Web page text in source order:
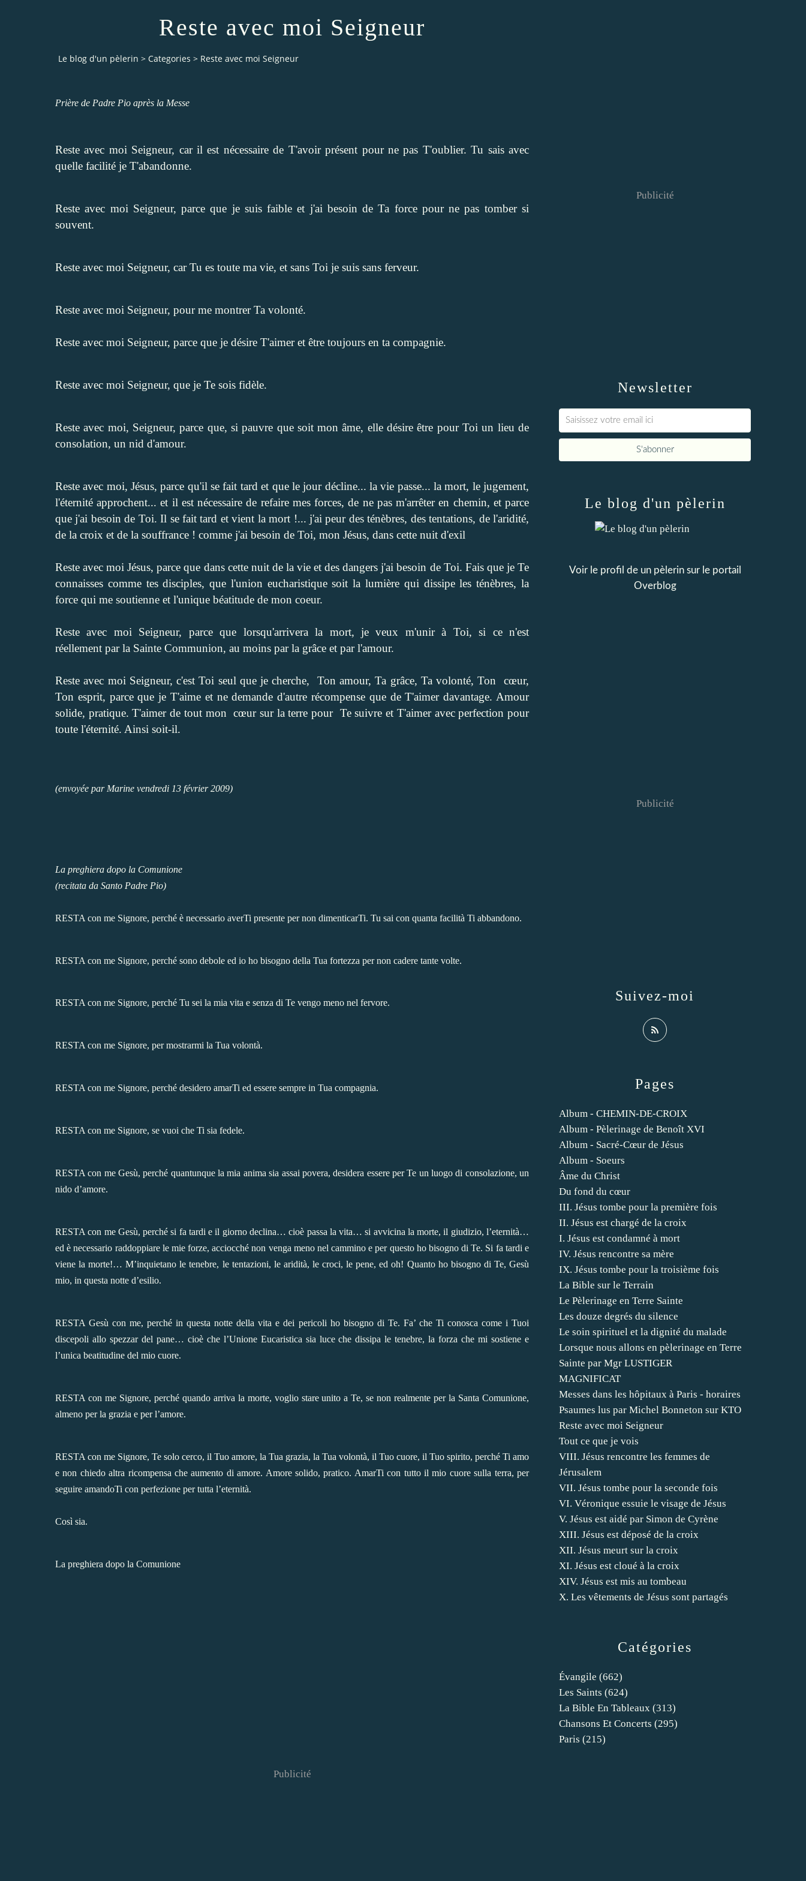
Reste avec moi Seigneur
Le blog d'un pèlerin > Categories > Reste avec moi Seigneur
Prière de Padre Pio après la Messe
Reste avec moi Seigneur, car il est nécessaire de T'avoir présent pour ne pas T'oublier. Tu sais avec
quelle facilité je T'abandonne.
Reste avec moi Seigneur, parce que je suis faible et j'ai besoin de Ta force pour ne pas tomber si
souvent.
Reste avec moi Seigneur, car Tu es toute ma vie, et sans Toi je suis sans ferveur.
Reste avec moi Seigneur, pour me montrer Ta volonté.
Reste avec moi Seigneur, parce que je désire T'aimer et être toujours en ta compagnie.
Reste avec moi Seigneur, que je Te sois fidèle.
Reste avec moi, Seigneur, parce que, si pauvre que soit mon âme, elle désire être pour Toi un lieu de
consolation, un nid d'amour.
Reste avec moi, Jésus, parce qu'il se fait tard et que le jour décline... la vie passe... la mort, le jugement,
l'éternité approchent... et il est nécessaire de refaire mes forces, de ne pas m'arrêter en chemin, et parce
que j'ai besoin de Toi. Il se fait tard et vient la mort !... j'ai peur des ténèbres, des tentations, de l'aridité,
de la croix et de la souffrance ! comme j'ai besoin de Toi, mon Jésus, dans cette nuit d'exil
Reste avec moi Jésus, parce que dans cette nuit de la vie et des dangers j'ai besoin de Toi. Fais que je Te
connaisses comme tes disciples, que l'union eucharistique soit la lumière qui dissipe les ténèbres, la
force qui me soutienne et l'unique béatitude de mon coeur.
Reste avec moi Seigneur, parce que lorsqu'arrivera la mort, je veux m'unir à Toi, si ce n'est
réellement par la Sainte Communion, au moins par la grâce et par l'amour.
Reste avec moi Seigneur, c'est Toi seul que je cherche, Ton amour, Ta grâce, Ta volonté, Ton cœur,
Ton esprit, parce que je T'aime et ne demande d'autre récompense que de T'aimer davantage. Amour
solide, pratique. T'aimer de tout mon cœur sur la terre pour Te suivre et T'aimer avec perfection pour
toute l'éternité. Ainsi soit-il.
(envoyée par Marine vendredi 13 février 2009)
La preghiera dopo la Comunione
(recitata da Santo Padre Pio)
RESTA con me Signore, perché è necessario averTi presente per non dimenticarTi. Tu sai con quanta facilità Ti abbandono.
RESTA con me Signore, perché sono debole ed io ho bisogno della Tua fortezza per non cadere tante volte.
RESTA con me Signore, perché Tu sei la mia vita e senza di Te vengo meno nel fervore.
RESTA con me Signore, per mostrarmi la Tua volontà.
RESTA con me Signore, perché desidero amarTi ed essere sempre in Tua compagnia.
RESTA con me Signore, se vuoi che Ti sia fedele.
RESTA con me Gesù, perché quantunque la mia anima sia assai povera, desidera essere per Te un luogo di consolazione, un
nido d’amore.
RESTA con me Gesù, perché si fa tardi e il giorno declina… cioè passa la vita… si avvicina la morte, il giudizio, l’eternità…
ed è necessario raddoppiare le mie forze, acciocché non venga meno nel cammino e per questo ho bisogno di Te. Si fa tardi e
viene la morte!… M’inquietano le tenebre, le tentazioni, le aridità, le croci, le pene, ed oh! Quanto ho bisogno di Te, Gesù
mio, in questa notte d’esilio.
RESTA Gesù con me, perché in questa notte della vita e dei pericoli ho bisogno di Te. Fa’ che Ti conosca come i Tuoi
discepoli allo spezzar del pane… cioè che l’Unione Eucaristica sia luce che dissipa le tenebre, la forza che mi sostiene e
l’unica beatitudine del mio cuore.
RESTA con me Signore, perché quando arriva la morte, voglio stare unito a Te, se non realmente per la Santa Comunione,
almeno per la grazia e per l’amore.
RESTA con me Signore, Te solo cerco, il Tuo amore, la Tua grazia, la Tua volontà, il Tuo cuore, il Tuo spirito, perché Ti amo
e non chiedo altra ricompensa che aumento di amore. Amore solido, pratico. AmarTi con tutto il mio cuore sulla terra, per
seguire amandoTi con perfezione per tutta l’eternità.
Così sia.
La preghiera dopo la Comunione
Publicité
Newsletter
Publicité
Catégories
Évangile (662)
Les Saints (624)
La Bible En Tableaux (313)
Chansons Et Concerts (295)
Paris (215)
Pages
Album - CHEMIN-DE-CROIX
Album - Pèlerinage de Benoît XVI
Album - Sacré-Cœur de Jésus
Album - Soeurs
Âme du Christ
Du fond du cœur
III. Jésus tombe pour la première fois
II. Jésus est chargé de la croix
I. Jésus est condamné à mort
IV. Jésus rencontre sa mère
IX. Jésus tombe pour la troisième fois
La Bible sur le Terrain
Le Pèlerinage en Terre Sainte
Les douze degrés du silence
Le soin spirituel et la dignité du malade
Lorsque nous allons en pèlerinage en Terre
Sainte par Mgr LUSTIGER
MAGNIFICAT
Messes dans les hôpitaux à Paris - horaires
Psaumes lus par Michel Bonneton sur KTO
Reste avec moi Seigneur
Tout ce que je vois
VIII. Jésus rencontre les femmes de
Jérusalem
VII. Jésus tombe pour la seconde fois
VI. Véronique essuie le visage de Jésus
V. Jésus est aidé par Simon de Cyrène
XIII. Jésus est déposé de la croix
XII. Jésus meurt sur la croix
XI. Jésus est cloué à la croix
XIV. Jésus est mis au tombeau
X. Les vêtements de Jésus sont partagés
Le blog d'un pèlerin
Voir le profil de un pèlerinsur le portail
Overblog
Suivez-moi
Publicité